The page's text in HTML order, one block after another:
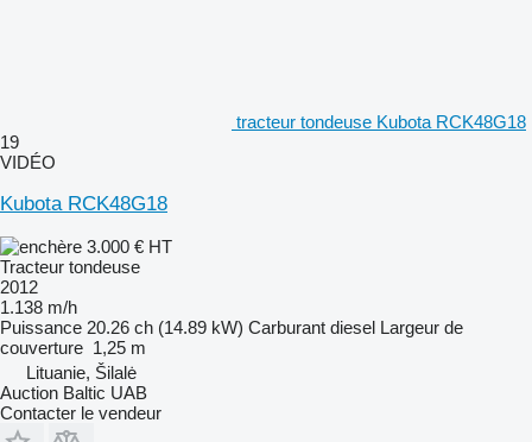
tracteur tondeuse Kubota RCK48G18
19
VIDÉO
Kubota RCK48G18
3.000 € HT
Tracteur tondeuse
2012
1.138 m/h
Puissance 20.26 ch (14.89 kW) Carburant diesel Largeur de
couverture 1,25 m
Lituanie, Šilalė
Auction Baltic UAB
Contacter le vendeur